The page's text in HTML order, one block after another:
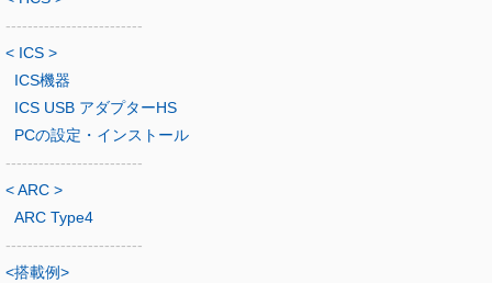
-------------------------
< ICS >
ICS機器
ICS USB アダプターHS
PCの設定・インストール
-------------------------
< ARC >
ARC Type4
-------------------------
<搭載例>